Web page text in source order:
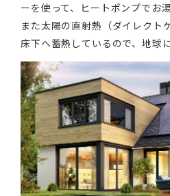
ーを使って、ヒートポンプでお
また太陽の直射熱（ダイレクト
床下へ蓄熱しているので、地球